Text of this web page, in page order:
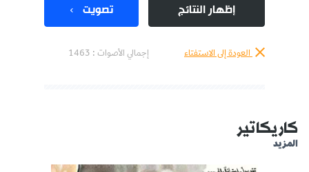
إظهار النتائج تصويت
العودة إلى الاستفتاء إجمالي الأصوات : 1463
كاريكاتير
المزيد